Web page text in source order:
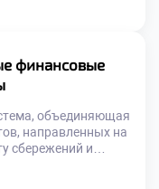
построении
открывают доступ к
начинающих
[…]
финансовые
объединяющая
направленных на
сбережений и
так и